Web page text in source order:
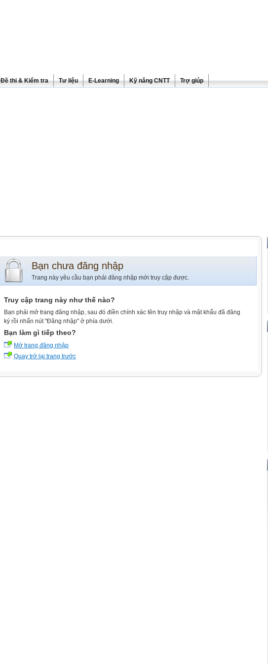
Đề thi & Kiểm tra Tư liệu E-Learning Kỹ năng CNTT Trợ giúp
Bạn chưa đăng nhập
Trang này yêu cầu bạn phải đăng nhập mới truy cập được.
Truy cập trang này như thế nào?
Bạn phải mở trang đăng nhập, sau đó điền chính xác tên truy nhập và mật khẩu đã đăng
ký rồi nhấn nút "Đăng nhập" ở phía dưới.
Bạn làm gì tiếp theo?
Mở trang đăng nhập
Quay trở lại trang trước